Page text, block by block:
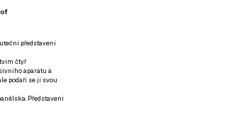
představení
čtyř
aparátu a
podaří se jí svou
Představení